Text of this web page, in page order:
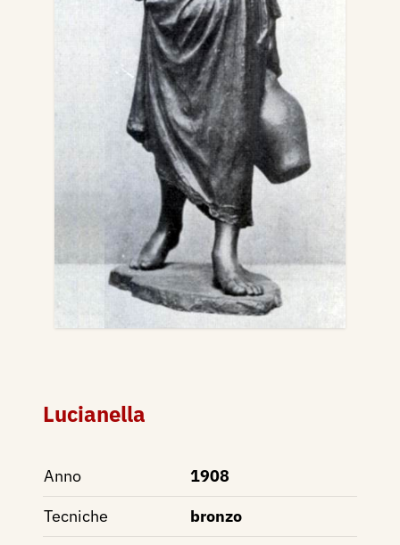
Lucianella
Anno
1908
Tecniche
bronzo